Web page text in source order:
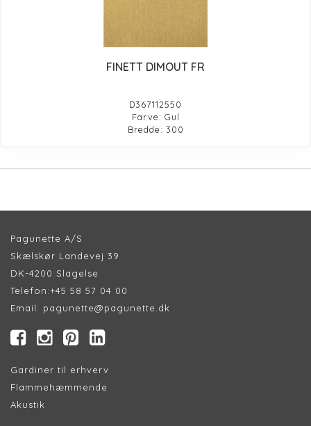
FINETT DIMOUT FR
D367112550
Farve: Gul
Bredde: 300
Pagunette A/S
Skælskør Landevej 39
DK-4200 Slagelse
Telefon:+45 58 57 04 00
Email: pagunette@pagunette.dk
Gardiner til erhverv
Flammehæmmende
Akustik